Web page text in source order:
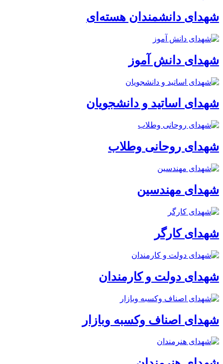
شهدای دانشمندان هسته‌ای
شهدای دانش آموز
شهدای اساتید و دانشجویان
شهدای روحانی وطلاب
شهدای مهندسین
شهدای کارگر
شهدای دولت و کارمندان
شهدای اصناف وکسبه وبازار